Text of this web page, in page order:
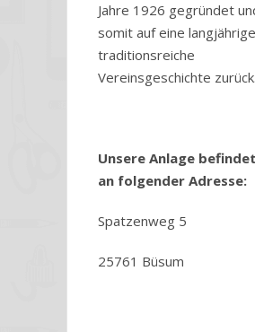
Jahre 1926 gegründet
somit auf eine
traditionsreiche
Vereinsgeschichte zurück.
Unsere Anlage
an folgender Adresse:
Spatzenweg 5
25761 Büsum